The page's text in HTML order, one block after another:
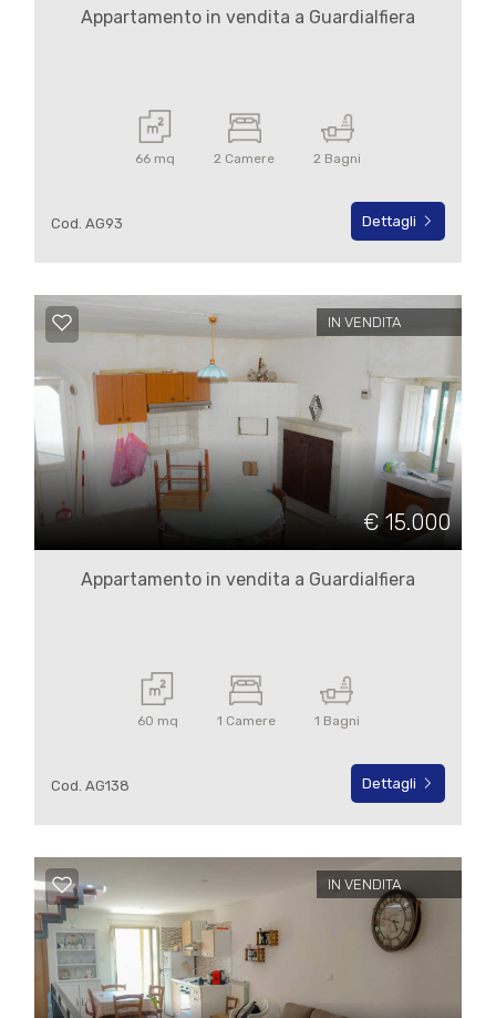
Appartamento in vendita a Guardialfiera
66 mq 2 Camere 2 Bagni
Cod. AG93 Dettagli
IN VENDITA
€ 15.000
Appartamento in vendita a Guardialfiera
60 mq 1 Camere 1 Bagni
Cod. AG138 Dettagli
IN VENDITA
mq
Locali
minimi
4
5
5+